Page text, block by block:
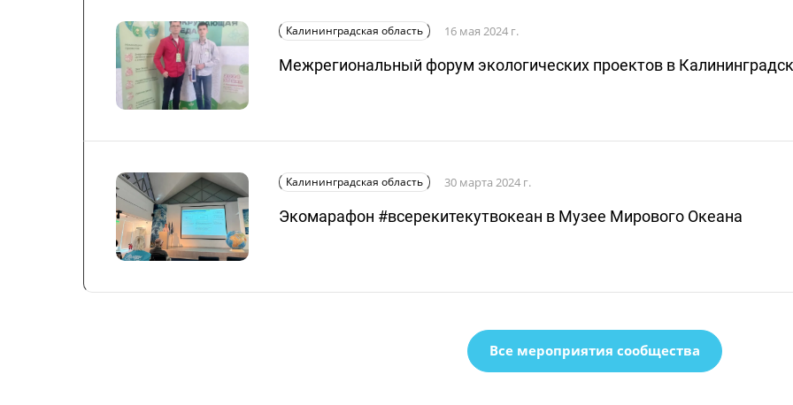
Калининградская область 16 мая 2024 г.
Межрегиональный форум экологических проектов в
Калининградская область 30 марта 2024 г.
Экомарафон #всерекитекутвокеан в Музее Мирового Океана
Все мероприятия сообщества